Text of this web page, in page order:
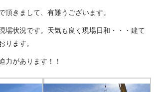
頂きまして、有難うございます。
場状況です。天気も良く現場日和・・・建て
ります。
力があります！！